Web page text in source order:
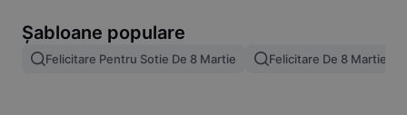
Combinare imagini
Șabloane populare
Felicitare Pentru Sotie De 8 Martie Felicitare De 8 Martie